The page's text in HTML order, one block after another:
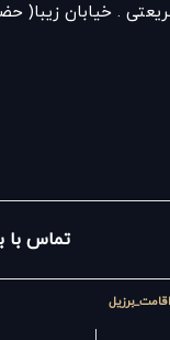
. خیابان زیبا(
تماس با